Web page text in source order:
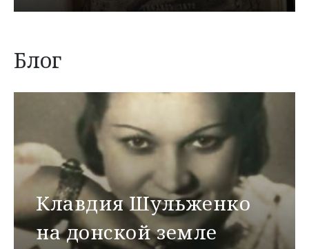
Блог
Клавдия Шульженко
на донской земле